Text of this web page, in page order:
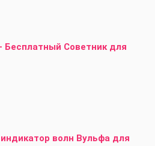
Бесплатный Советник для
волн Вульфа для